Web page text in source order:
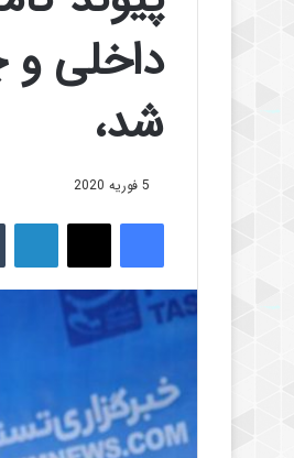
داخلی
شد،
5 فوریه 2020
فیس بوک لینکدین